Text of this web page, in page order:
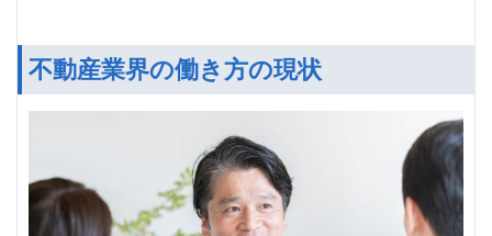
不動産業界の働き方の現状